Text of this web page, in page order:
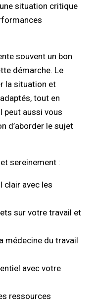
situation critique
souvent un bon
démarche. Le
la situation et
tout en
peut aussi vous
d’aborder le sujet
sereinement :
clair avec les
sur votre travail et
médecine du travail
avec votre
ressources